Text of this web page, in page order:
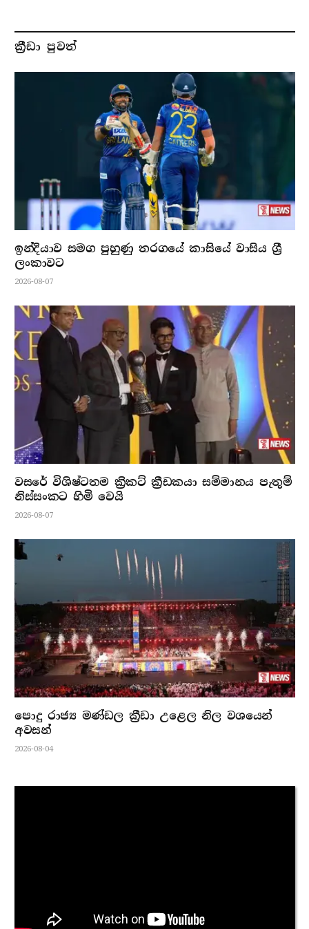
ක්‍රීඩා පුවත්
ඉන්දියාව සමග පුහුණු තරගයේ කාසියේ වාසිය ශ්‍රී
ලංකාවට
2026-08-07
වසරේ විශිෂ්ටතම ක්‍රිකට් ක්‍රීඩකයා සම්මානය පැතුම්
නිස්සංකට හිමි වෙයි
2026-08-07
පොදු රාජ්‍ය මණ්ඩල ක්‍රීඩා උළෙල නිල වශයෙන්
අවසන්
2026-08-04